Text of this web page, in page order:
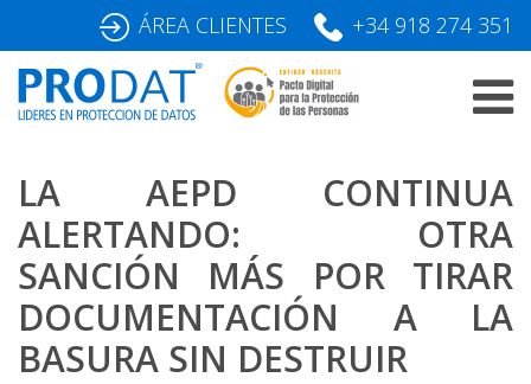
content
ÁREA CLIENTES +34 918 274 351
LA AEPD CONTINUA
ALERTANDO: OTRA
SANCIÓN MÁS POR TIRAR
DOCUMENTACIÓN A LA
BASURA SIN DESTRUIR